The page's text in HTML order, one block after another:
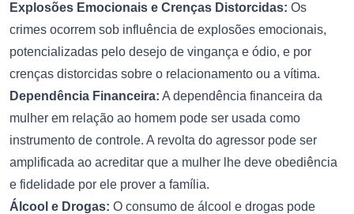
Explosões Emocionais e Crenças Distorcidas: Os
crimes ocorrem sob influência de explosões emocionais,
potencializadas pelo desejo de vingança e ódio, e por
crenças distorcidas sobre o relacionamento ou a vítima.
Dependência Financeira: A dependência financeira da
mulher em relação ao homem pode ser usada como
instrumento de controle. A revolta do agressor pode ser
amplificada ao acreditar que a mulher lhe deve obediência
e fidelidade por ele prover a família.
Álcool e Drogas: O consumo de álcool e drogas pode